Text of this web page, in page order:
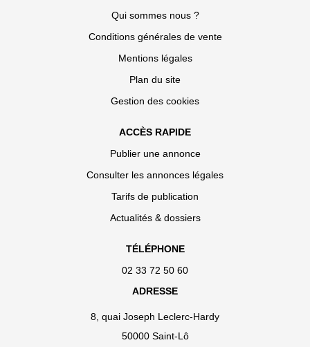
Qui sommes nous ?
Conditions générales de vente
Mentions légales
Plan du site
Gestion des cookies
ACCÈS RAPIDE
Publier une annonce
Consulter les annonces légales
Tarifs de publication
Actualités & dossiers
TÉLÉPHONE
02 33 72 50 60
ADRESSE
8, quai Joseph Leclerc-Hardy
50000 Saint-Lô